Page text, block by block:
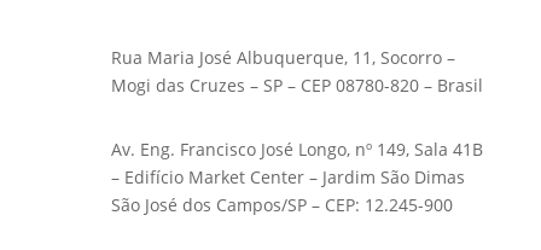
Rua Maria José Albuquerque, 11, Socorro –
Mogi das Cruzes – SP – CEP 08780-820 – Brasil
Av. Eng. Francisco José Longo, nº 149, Sala 41B
– Edifício Market Center – Jardim São Dimas
São José dos Campos/SP – CEP: 12.245-900